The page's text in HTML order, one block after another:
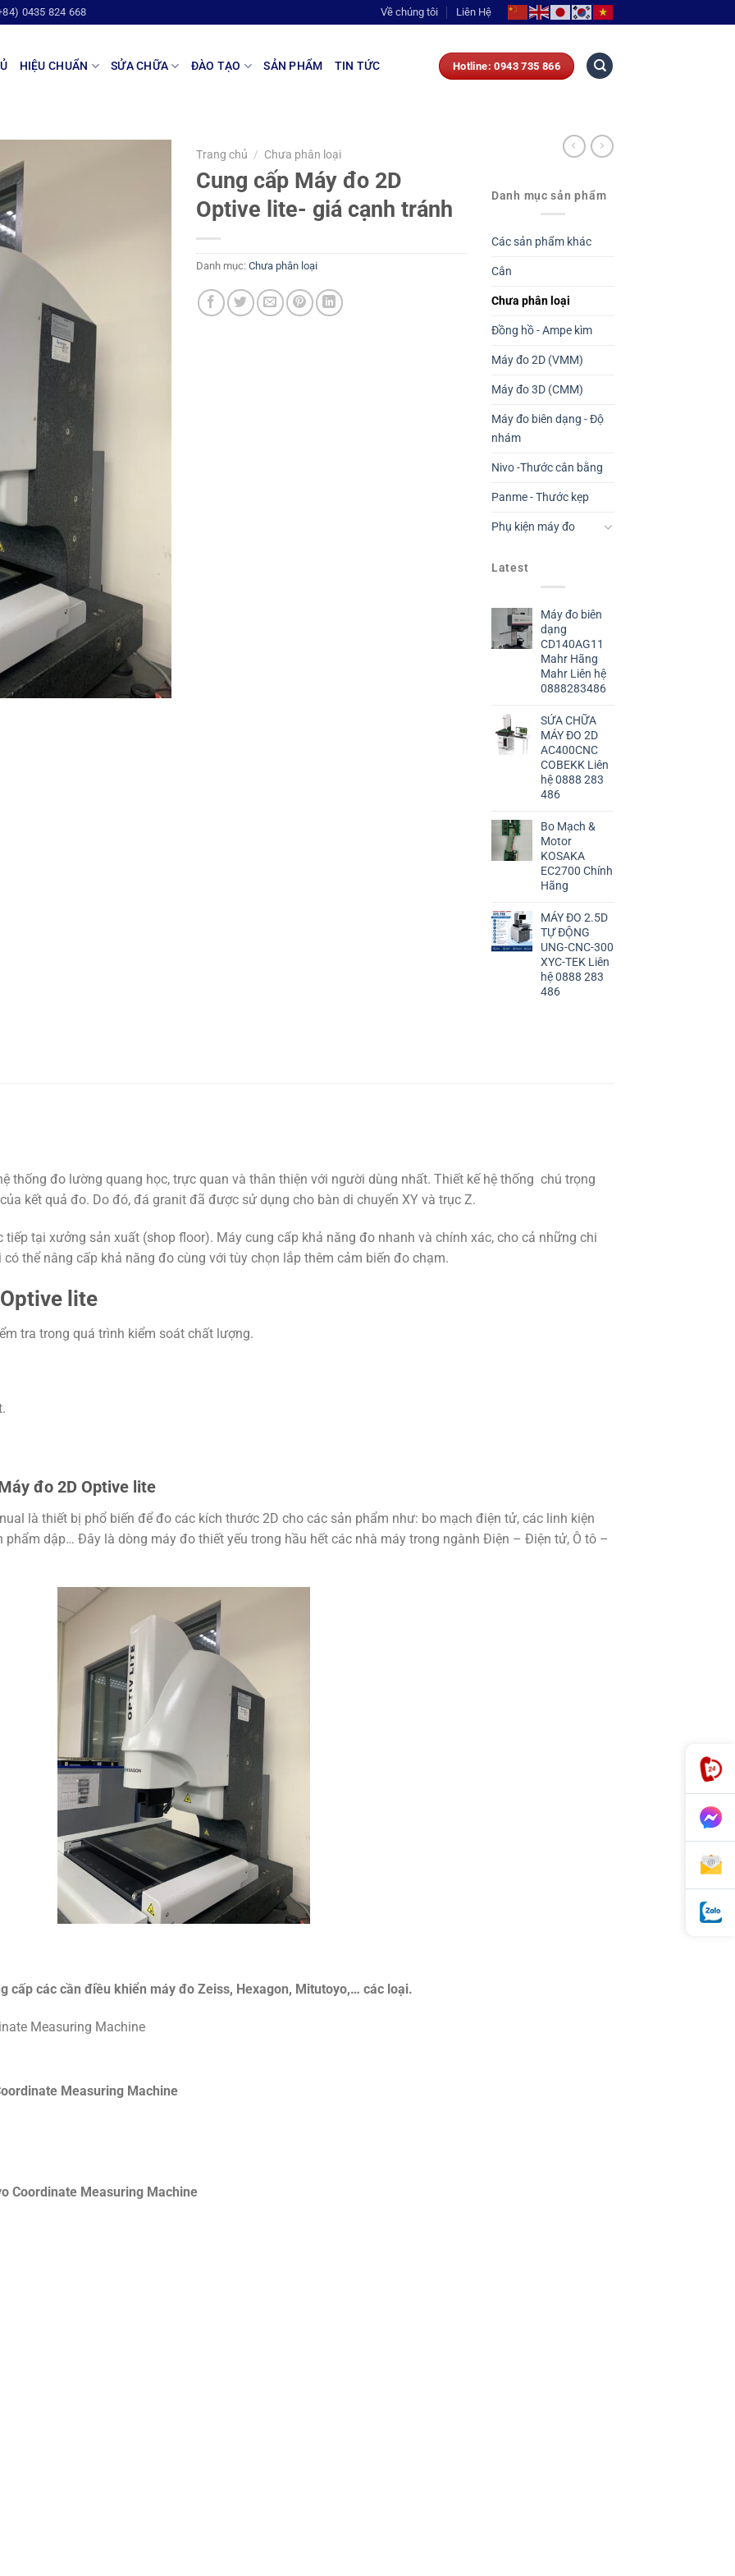
0435 824 668 Về chúng tôi Liên Hệ
HIỆU CHUẨN SỬA CHỮA ĐÀO TẠO SẢN PHẨM TIN TỨC Hotline: 0943 735 866
Trang chủ / Chưa phân loại
Cung cấp Máy đo 2D
Optive lite- giá cạnh tránh
Danh mục: Chưa phân loại
Danh mục sản phẩm
Các sản phẩm khác
Cân
Chưa phân loại
Đồng hồ - Ampe kìm
Máy đo 2D (VMM)
Máy đo 3D (CMM)
Máy đo biên dạng - Độ
nhám
Nivo -Thước cân bằng
Panme - Thước kẹp
Phụ kiện máy đo
Latest
Máy đo biên
dạng
CD140AG11
Mahr Hãng
Mahr Liên hệ
0888283486
SỬA CHỮA
MÁY ĐO 2D
AC400CNC
COBEKK Liên
hệ 0888 283
486
Bo Mạch &
Motor
KOSAKA
EC2700 Chính
Hãng
MÁY ĐO 2.5D
TỰ ĐỘNG
UNG-CNC-300
XYC-TEK Liên
hệ 0888 283
486
thống đo lường quang học, trực quan và thân thiện với người dùng nhất. Thiết kế hệ thống chú trọng
kết quả đo. Do đó, đá granit đã được sử dụng cho bàn di chuyển XY và trục Z.
tại xưởng sản xuất (shop floor). Máy cung cấp khả năng đo nhanh và chính xác, cho cả những chi
thể nâng cấp khả năng đo cùng với tùy chọn lắp thêm cảm biến đo chạm.
lite
tra trong quá trình kiểm soát chất lượng.
đo 2D Optive lite
là thiết bị phổ biến để đo các kích thước 2D cho các sản phẩm như: bo mạch điện tử, các linh kiện
phẩm dập… Đây là dòng máy đo thiết yếu trong hầu hết các nhà máy trong ngành Điện – Điện tử, Ô tô –
cấp các cần điều khiển máy đo Zeiss, Hexagon, Mitutoyo,… các loại.
Measuring Machine
Coordinate Measuring Machine